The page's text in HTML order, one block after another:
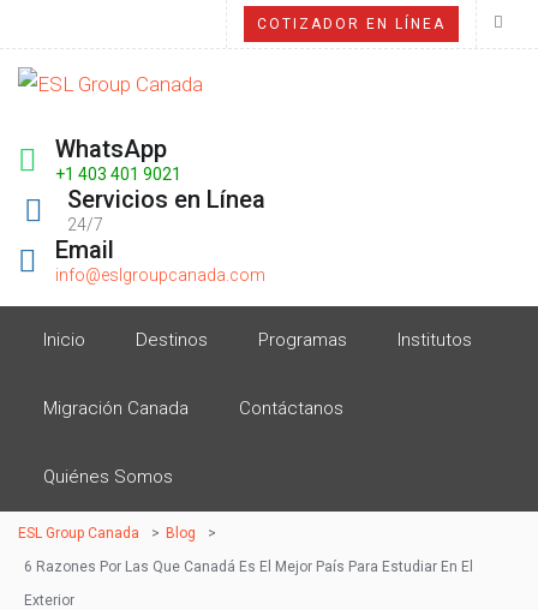
COTIZADOR EN LÍNEA
WhatsApp
+1 403 401 9021
Servicios en Línea
24/7
Email
info@eslgroupcanada.com
Inicio Destinos Programas Institutos
Migración Canada Contáctanos
Quiénes Somos
ESL Group Canada > Blog
>
6 Razones Por Las Que Canadá Es El Mejor País Para Estudiar En El
Exterior